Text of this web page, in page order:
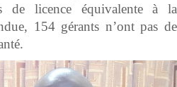
de licence équivalente à la
154 gérants n’ont pas de